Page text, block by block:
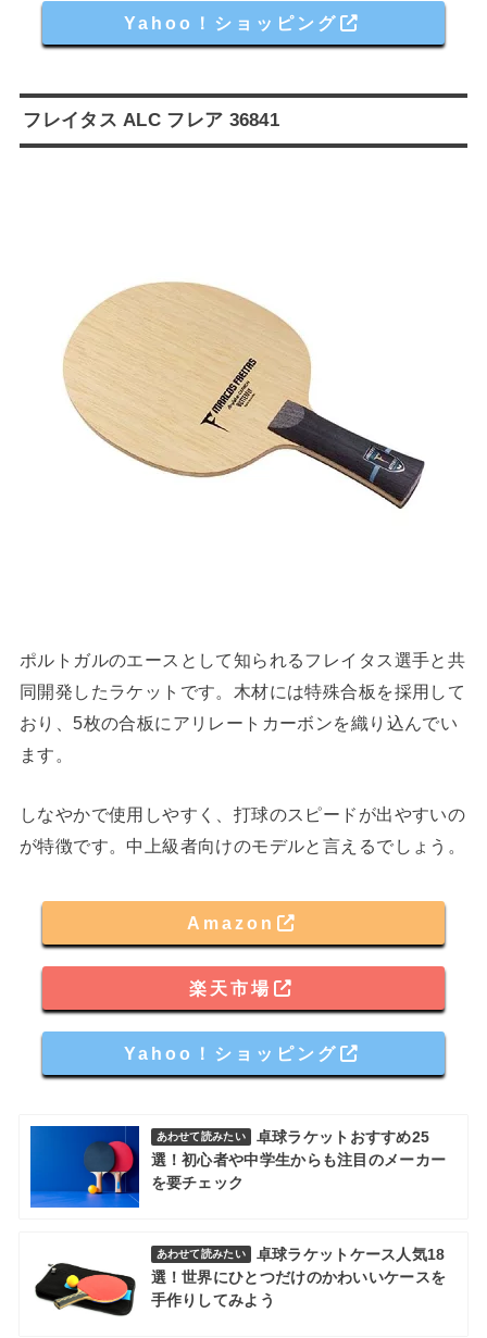
Yahoo！ショッピング
フレイタス ALC フレア 36841
ポルトガルのエースとして知られるフレイタス選手と共
同開発したラケットです。木材には特殊合板を採用して
おり、5枚の合板にアリレートカーボンを織り込んでい
ます。
しなやかで使用しやすく、打球のスピードが出やすいの
が特徴です。中上級者向けのモデルと言えるでしょう。
Amazon
楽天市場
Yahoo！ショッピング
あわせて読みたい
卓球ラケットおすすめ25
選！初心者や中学生からも注目のメーカー
を要チェック
あわせて読みたい
卓球ラケットケース人気18
選！世界にひとつだけのかわいいケースを
手作りしてみよう